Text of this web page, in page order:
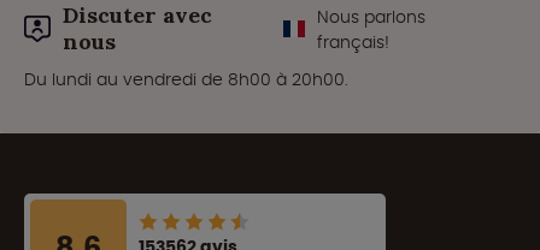
Discuter avec
nous
Nous parlons
français!
Du lundi au vendredi de 8h00 à 20h00.